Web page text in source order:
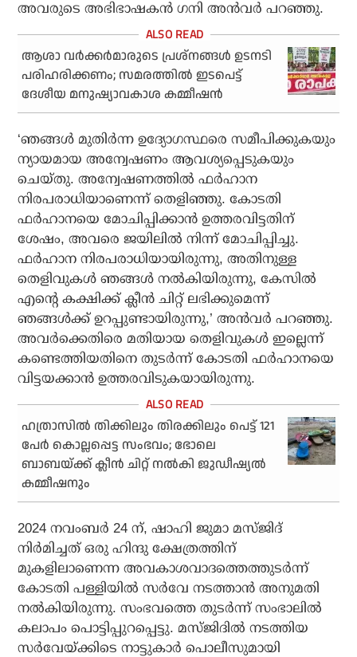
അവരുടെ അഭിഭാഷകൻ ഗനി അൻവർ പറഞ്ഞു.
ആശാ വർക്കർമാരുടെ പ്രശ്നങ്ങൾ ഉടനടി
പരിഹരിക്കണം; സമരത്തിൽ ഇടപെട്ട്
ദേശീയ മനുഷ്യാവകാശ കമ്മീഷൻ
‘ഞങ്ങൾ മുതിർന്ന ഉദ്യോഗസ്ഥരെ സമീപിക്കുകയും
ന്യായമായ അന്വേഷണം ആവശ്യപ്പെടുകയും
ചെയ്തു. അന്വേഷണത്തിൽ ഫർഹാന
നിരപരാധിയാണെന്ന് തെളിഞ്ഞു. കോടതി
ഫർഹാനയെ മോചിപ്പിക്കാൻ ഉത്തരവിട്ടതിന്
ശേഷം, അവരെ ജയിലിൽ നിന്ന് മോചിപ്പിച്ചു.
ഫർഹാന നിരപരാധിയായിരുന്നു, അതിനുള്ള
തെളിവുകൾ ഞങ്ങൾ നൽകിയിരുന്നു, കേസിൽ
എന്റെ കക്ഷിക്ക് ക്ലീൻ ചിറ്റ് ലഭിക്കുമെന്ന്
ഞങ്ങൾക്ക് ഉറപ്പുണ്ടായിരുന്നു,’ അൻവർ പറഞ്ഞു.
അവർക്കെതിരെ മതിയായ തെളിവുകൾ ഇല്ലെന്ന്
കണ്ടെത്തിയതിനെ തുടർന്ന് കോടതി ഫർഹാനയെ
വിട്ടയക്കാൻ ഉത്തരവിടുകയായിരുന്നു.
ഹത്രാസിൽ തിക്കിലും തിരക്കിലും പെട്ട് 121
പേർ കൊല്ലപ്പെട്ട സംഭവം; ഭോലെ
ബാബയ്ക്ക് ക്ലീൻ ചിറ്റ് നൽകി ജുഡീഷ്യൽ
കമ്മീഷനും
2024 നവംബർ 24 ന്, ഷാഹി ജുമാ മസ്ജിദ്
നിർമിച്ചത് ഒരു ഹിന്ദു ക്ഷേത്രത്തിന്
മുകളിലാണെന്ന അവകാശവാദത്തെത്തുടർന്ന്
കോടതി പള്ളിയിൽ സർവേ നടത്താൻ അനുമതി
നൽകിയിരുന്നു. സംഭവത്തെ തുടർന്ന് സംഭാലിൽ
കലാപം പൊട്ടിപ്പുറപ്പെട്ടു. മസ്ജിദിൽ നടത്തിയ
സർവേയ്ക്കിടെ നാട്ടുകാർ പൊലീസുമായി